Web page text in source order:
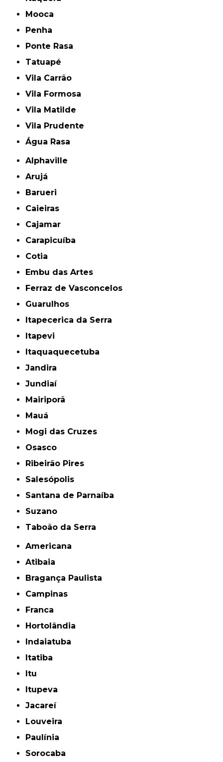
Mooca
Penha
Ponte Rasa
Tatuapé
Vila Carrão
Vila Formosa
Vila Matilde
Vila Prudente
Água Rasa
Alphaville
Arujá
Barueri
Caieiras
Cajamar
Carapicuíba
Cotia
Embu das Artes
Ferraz de Vasconcelos
Guarulhos
Itapecerica da Serra
Itapevi
Itaquaquecetuba
Jandira
Jundiaí
Mairiporã
Mauá
Mogi das Cruzes
Osasco
Ribeirão Pires
Salesópolis
Santana de Parnaíba
Suzano
Taboão da Serra
Americana
Atibaia
Bragança Paulista
Campinas
Franca
Hortolândia
Indaiatuba
Itatiba
Itu
Itupeva
Jacareí
Louveira
Paulínia
Sorocaba